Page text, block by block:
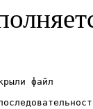
рыли файл
оследовательност